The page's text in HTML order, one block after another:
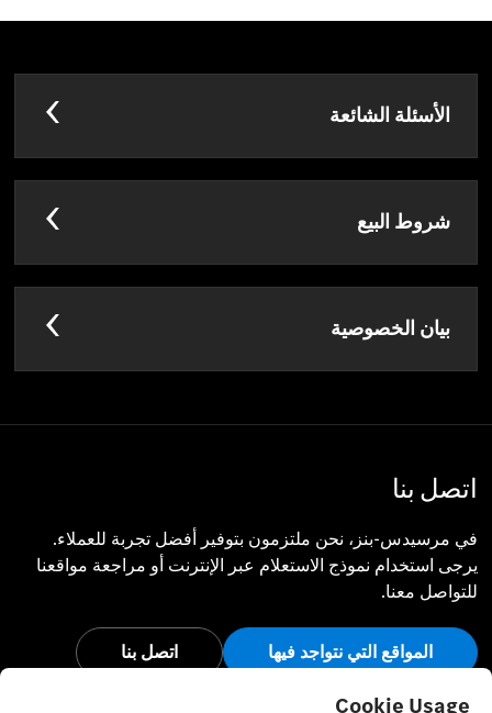
الأسئلة الشائعة
شروط البيع
بيان الخصوصية
اتصل بنا
في مرسيدس-بنز، نحن ملتزمون بتوفير أفضل تجربة للعملاء.
يرجى استخدام نموذج الاستعلام عبر الإنترنت أو مراجعة مواقعنا
للتواصل معنا.
المواقع التي نتواجد فيها اتصل بنا
أبق على اتصال
Cookie Usage